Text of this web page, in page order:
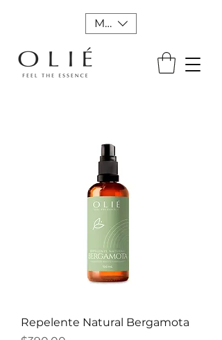
MXN ($)
Repelente Natural Bergamota